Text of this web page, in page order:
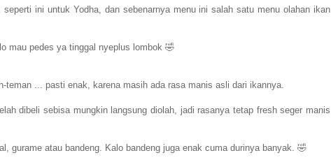
ini untuk Yodha, dan sebenarnya menu ini salah satu menu olahan ikan
mau pedes ya tinggal nyeplus lombok 🤣
... pasti enak, karena masih ada rasa manis asli dari ikannya.
dibeli sebisa mungkin langsung diolah, jadi rasanya tetap fresh seger manis
gurame atau bandeng. Kalo bandeng juga enak cuma durinya banyak. 🤣